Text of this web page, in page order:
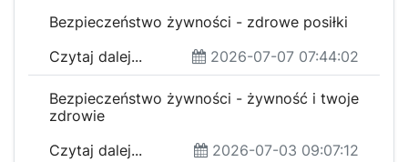
Bezpieczeństwo żywności - zdrowe posiłki
Czytaj dalej...
2026-07-07 07:44:02
Bezpieczeństwo żywności - żywność i twoje
zdrowie
Czytaj dalej...
2026-07-03 09:07:12